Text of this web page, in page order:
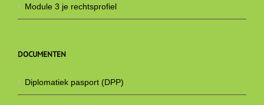
Module 3 je rechtsprofiel
DOCUMENTEN
Diplomatiek pasport (DPP)